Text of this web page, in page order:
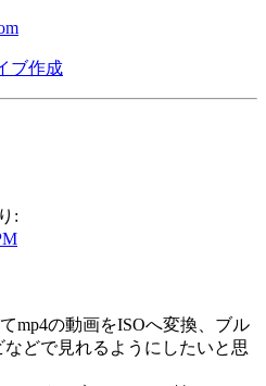
ブ作成
:
mp4の動画をISOへ変換、ブル
どで見れるようにしたいと思